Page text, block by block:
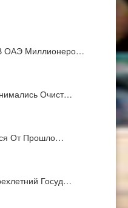
ОАЭ Миллионеро…
Очист…
От Прошло…
Госуд…